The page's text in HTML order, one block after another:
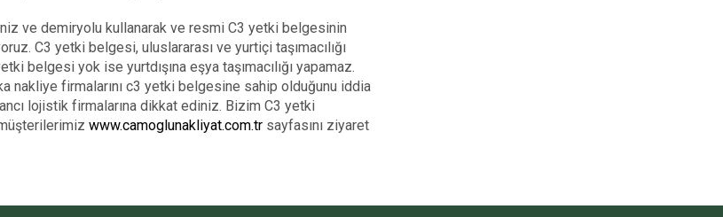
ve demiryolu kullanarak ve resmi C3 yetki belgesinin
C3 yetki belgesi, uluslararası ve yurtiçi taşımacılığı
belgesi yok ise yurtdışına eşya taşımacılığı yapamaz.
firmalarını c3 yetki belgesine sahip olduğunu iddia
lojistik firmalarına dikkat ediniz. Bizim C3 yetki
www.camoglunakliyat.com.tr sayfasını ziyaret